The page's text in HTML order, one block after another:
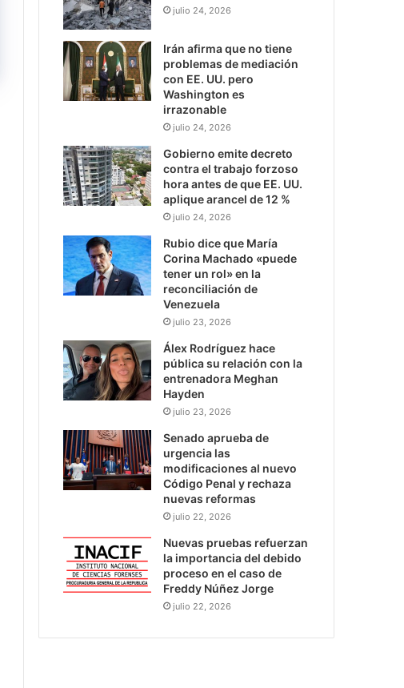
julio 24, 2026
Irán afirma que no tiene
problemas de mediación
con EE. UU. pero
Washington es
irrazonable
julio 24, 2026
Gobierno emite decreto
contra el trabajo forzoso
hora antes de que EE. UU.
aplique arancel de 12 %
julio 24, 2026
Rubio dice que María
Corina Machado «puede
tener un rol» en la
reconciliación de
Venezuela
julio 23, 2026
Álex Rodríguez hace
pública su relación con la
entrenadora Meghan
Hayden
julio 23, 2026
Senado aprueba de
urgencia las
modificaciones al nuevo
Código Penal y rechaza
nuevas reformas
julio 22, 2026
Nuevas pruebas refuerzan
la importancia del debido
proceso en el caso de
Freddy Núñez Jorge
julio 22, 2026